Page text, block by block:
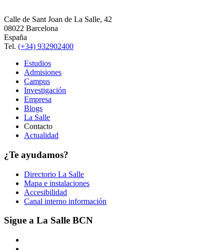
Calle de Sant Joan de La Salle, 42
08022 Barcelona
España
Tel. (+34) 932902400
Estudios
Admisiones
Campus
Investigación
Empresa
Blogs
La Salle
Contacto
Actualidad
¿Te ayudamos?
Directorio La Salle
Mapa e instalaciones
Accesibilidad
Canal interno información
Sigue a La Salle BCN